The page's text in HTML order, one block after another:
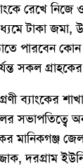
রেখে
টাকা জমা,
পারবেন
সকল
ব্যাংকের
সভাপতিত্বে
মানিকগঞ্জ
দরগ্রাম